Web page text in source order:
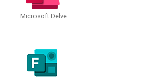
Microsoft Delve